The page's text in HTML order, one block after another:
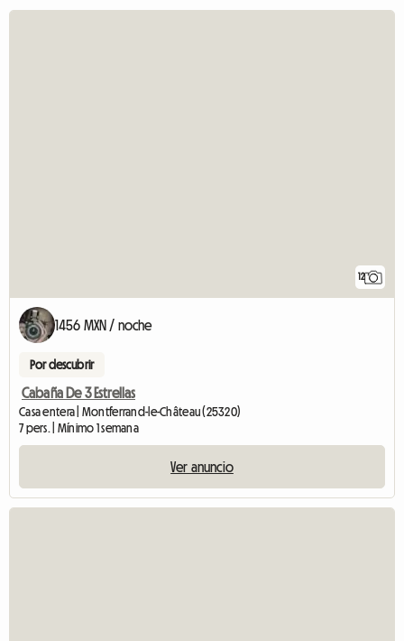
12
1456 MXN / noche
Por descubrir
Cabaña De 3 Estrellas
Casa entera | Montferrand-le-Château (25320)
7 pers. | Mínimo 1 semana
Ver anuncio